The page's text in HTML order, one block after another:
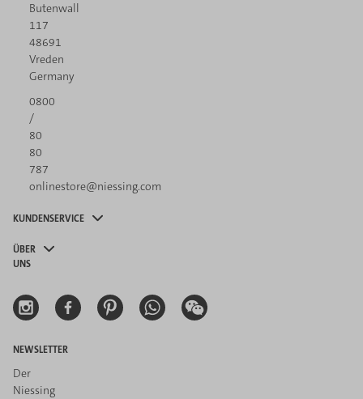
Butenwall
117
48691
Vreden
Germany
0800
/
80
80
787
onlinestore@niessing.com
KUNDENSERVICE
ÜBER
UNS
NEWSLETTER
Der
Niessing